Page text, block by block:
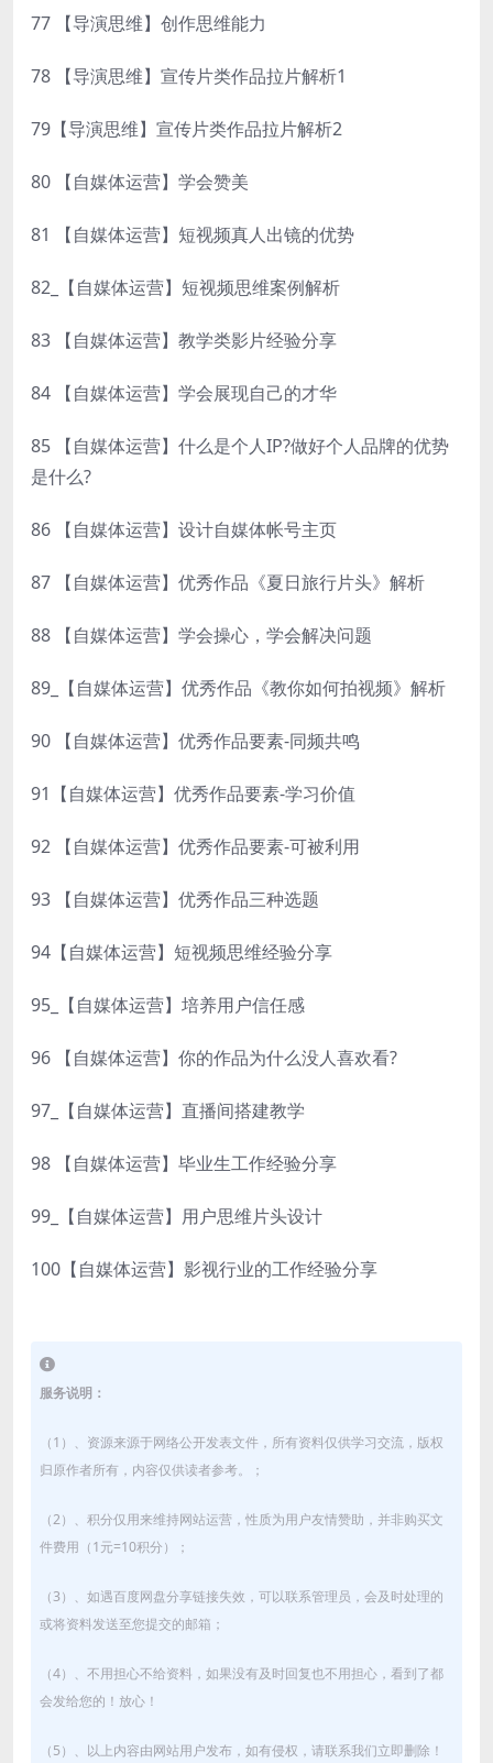
77 【导演思维】创作思维能力
78 【导演思维】宣传片类作品拉片解析1
79【导演思维】宣传片类作品拉片解析2
80 【自媒体运营】学会赞美
81 【自媒体运营】短视频真人出镜的优势
82_【自媒体运营】短视频思维案例解析
83 【自媒体运营】教学类影片经验分享
84 【自媒体运营】学会展现自己的才华
85 【自媒体运营】什么是个人IP?做好个人品牌的优势
是什么?
86 【自媒体运营】设计自媒体帐号主页
87 【自媒体运营】优秀作品《夏日旅行片头》解析
88 【自媒体运营】学会操心，学会解决问题
89_【自媒体运营】优秀作品《教你如何拍视频》解析
90 【自媒体运营】优秀作品要素-同频共鸣
91【自媒体运营】优秀作品要素-学习价值
92 【自媒体运营】优秀作品要素-可被利用
93 【自媒体运营】优秀作品三种选题
94【自媒体运营】短视频思维经验分享
95_【自媒体运营】培养用户信任感
96 【自媒体运营】你的作品为什么没人喜欢看?
97_【自媒体运营】直播间搭建教学
98 【自媒体运营】毕业生工作经验分享
99_【自媒体运营】用户思维片头设计
100【自媒体运营】影视行业的工作经验分享
服务说明：
（1）、资源来源于网络公开发表文件，所有资料仅供学习交流，版权
归原作者所有，内容仅供读者参考。；
（2）、积分仅用来维持网站运营，性质为用户友情赞助，并非购买文
件费用（1元=10积分）；
（3）、如遇百度网盘分享链接失效，可以联系管理员，会及时处理的
或将资料发送至您提交的邮箱；
（4）、不用担心不给资料，如果没有及时回复也不用担心，看到了都
会发给您的！放心！
（5）、以上内容由网站用户发布，如有侵权，请联系我们立即删除！